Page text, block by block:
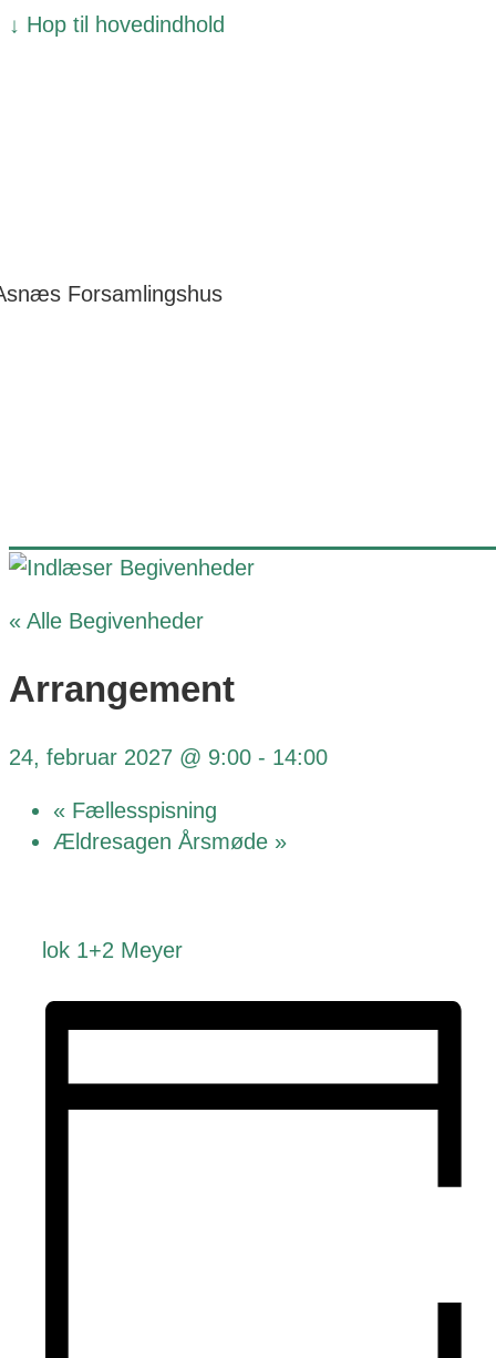
↓ Hop til hovedindhold
Forsamlingshus
« Alle Begivenheder
Arrangement
24, februar 2027 @ 9:00 - 14:00
« Fællesspisning
Ældresagen Årsmøde »
lok 1+2 Meyer